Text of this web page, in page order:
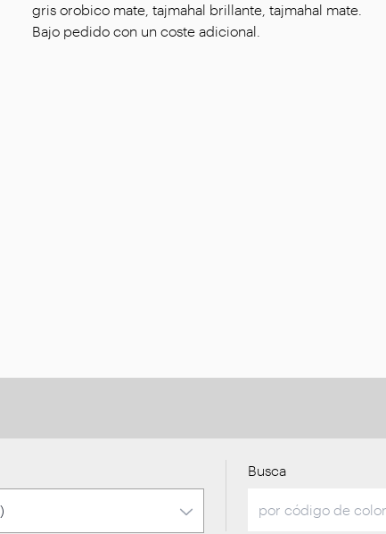
gris orobico mate, tajmahal brillante, tajmahal mate.
Bajo pedido con un coste adicional.
Busca